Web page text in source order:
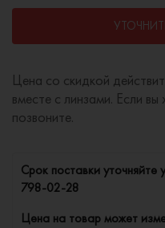
Цена со скидкой
вместе с линзами. Если вы
позвоните.
Cрок поставки
798-02-28
Цена на товар может